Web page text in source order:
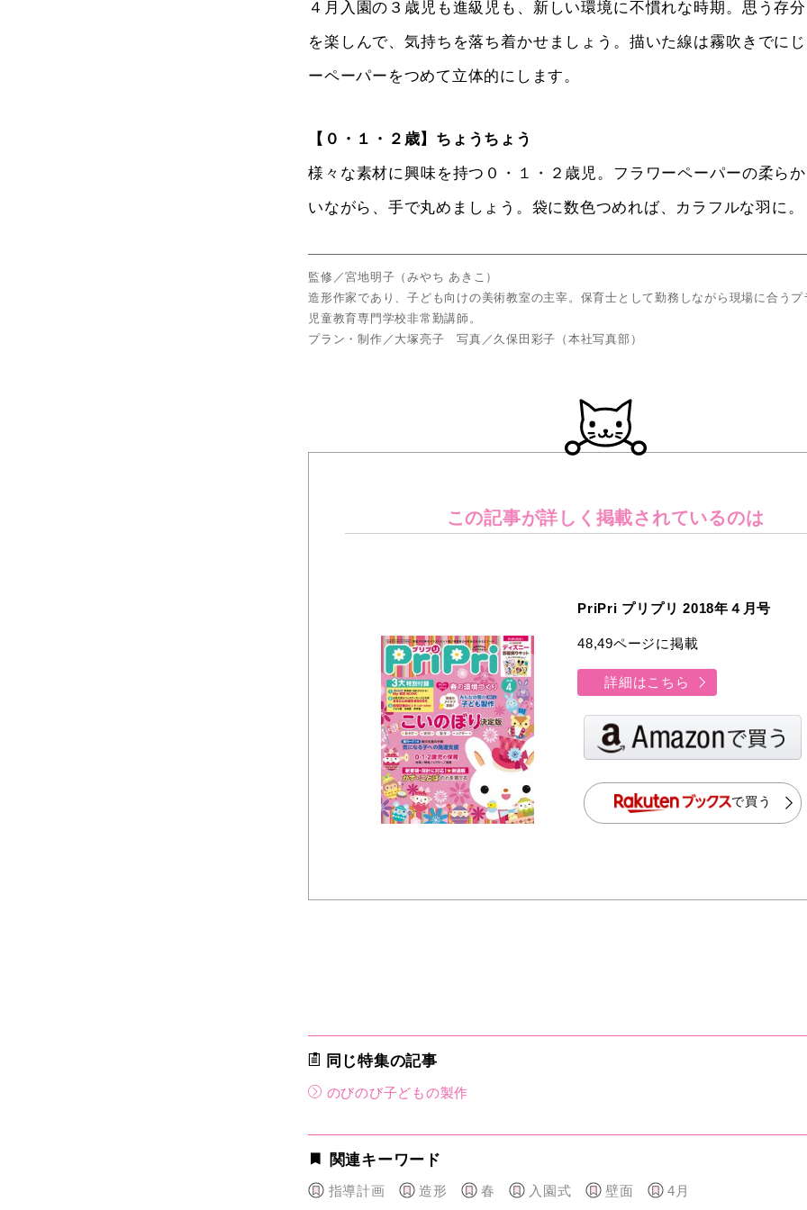
４月入園の３歳児も進級児も、新しい環境に不慣れな時期。思う存
を楽しんで、気持ちを落ち着かせましょう。描いた線は霧吹きでに
ーペーパーをつめて立体的にします。
【０ ・ １・２歳】ちょうちょう
様々な素材に興味を持つ０・１・２歳児。フラワーペーパーの柔ら
いながら、手で丸めましょう。袋に数色つめれば、カラフルな羽に。
監修／宮地明子（みやち あきこ）
造形作家であり、子ども向けの美術教室の主宰。保育士として勤務しながら現場に合う
児童教育専門学校非常勤講師。
プラン・制作／大塚亮子 写真／久保田彩子（本社写真部）
この記事が詳しく 掲載されているのは
PriPri プリプリ 2018年４月号
48,49ページに掲載
詳細はこちら
で買う
同じ特集の記事
のびのび子どもの製作
関連キーワード
指導計画 造形 春 入園式 壁面 4月